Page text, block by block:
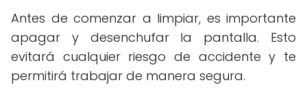
Antes de comenzar a limpiar, es importante
apagar y desenchufar la pantalla. Esto
evitará cualquier riesgo de accidente y te
permitirá trabajar de manera segura.